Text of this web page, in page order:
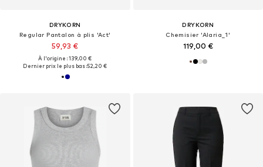
DRYKORN
Regular Pantalon à plis 'Act'
59,93 €
À l'origine : 139,00 €
Dernier prix le plus bas :52,20 €
DRYKORN
Chemisier 'Alaria_1'
119,00 €